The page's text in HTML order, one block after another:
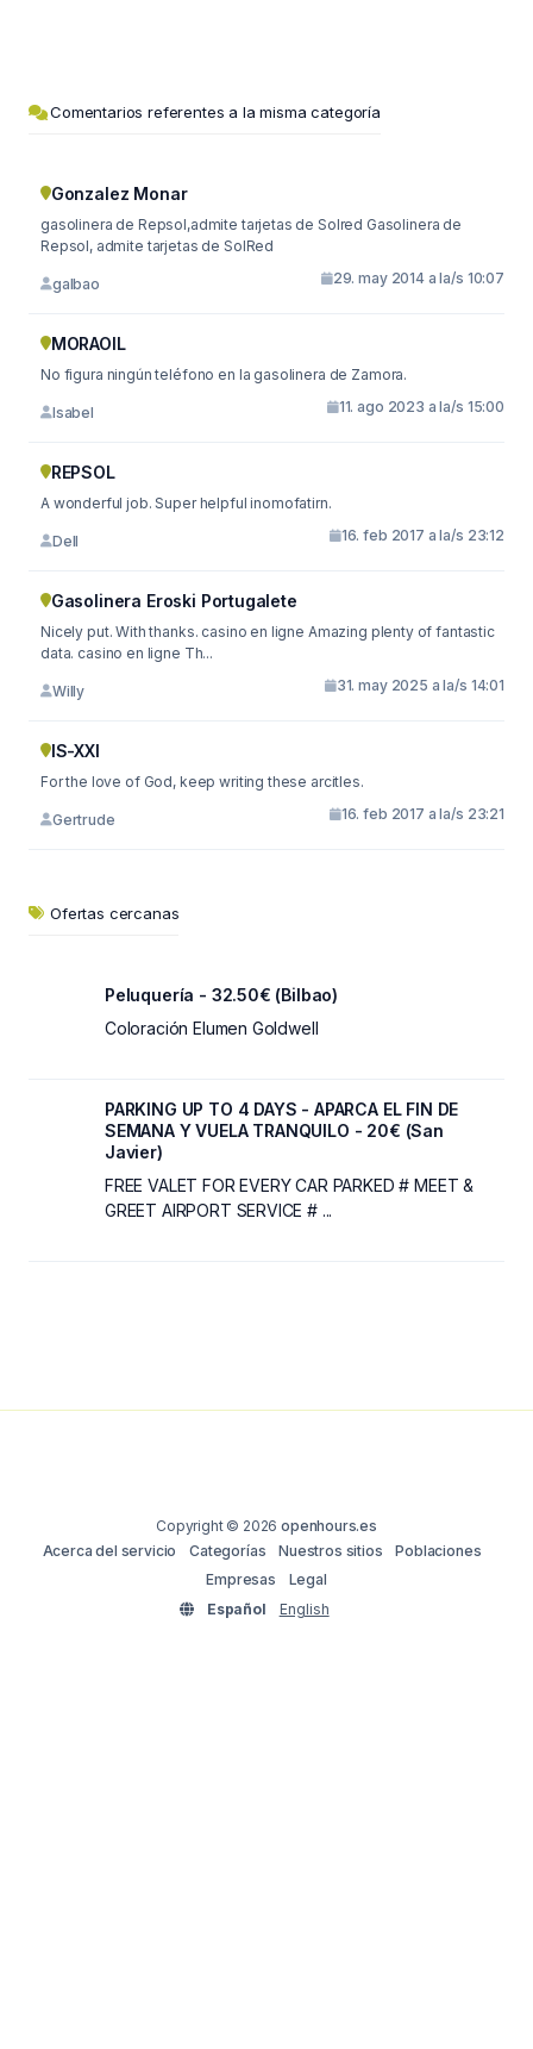
Comentarios referentes a la misma categoría
Gonzalez Monar
gasolinera de Repsol,admite tarjetas de Solred Gasolinera de
Repsol, admite tarjetas de SolRed
galbao 29. may 2014 a la/s 10:07
MORAOIL
No figura ningún teléfono en la gasolinera de Zamora.
Isabel 11. ago 2023 a la/s 15:00
REPSOL
A wonderful job. Super helpful inomofatirn.
Dell 16. feb 2017 a la/s 23:12
Gasolinera Eroski Portugalete
Nicely put. With thanks. casino en ligne Amazing plenty of fantastic
data. casino en ligne Th...
Willy 31. may 2025 a la/s 14:01
IS-XXI
For the love of God, keep writing these arcitles.
Gertrude 16. feb 2017 a la/s 23:21
Ofertas cercanas
Peluquería - 32.50€ (Bilbao)
Coloración Elumen Goldwell
PARKING UP TO 4 DAYS - APARCA EL FIN DE
SEMANA Y VUELA TRANQUILO - 20€ (San
Javier)
FREE VALET FOR EVERY CAR PARKED # MEET &
GREET AIRPORT SERVICE # ...
Copyright © 2026openhours.es
Acerca del servicio
Categorías Nuestros sitios
Poblaciones
Empresas
Legal
Español
English